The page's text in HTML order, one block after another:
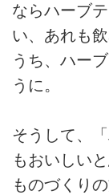
ならハーブ
い、あれも
うち、ハー
うに。
そうして、
もおいしい
ものづくり